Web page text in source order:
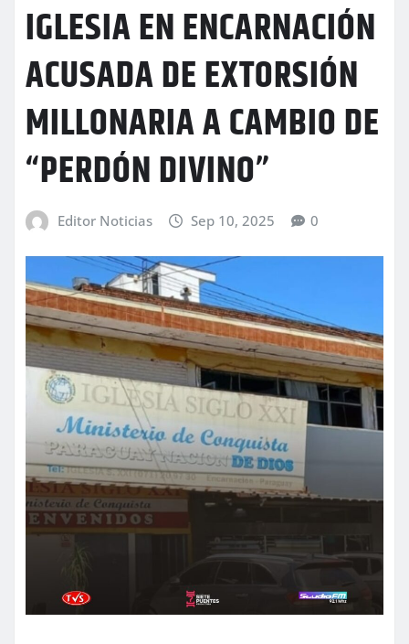
IGLESIA EN ENCARNACIÓN
ACUSADA DE EXTORSIÓN
MILLONARIA A CAMBIO DE
“PERDÓN DIVINO”
Editor Noticias Sep 10, 2025 0